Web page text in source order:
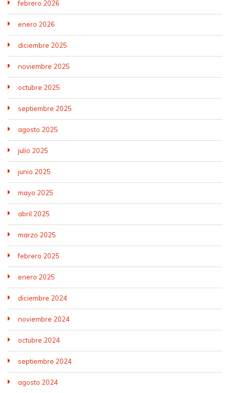
febrero 2026
enero 2026
diciembre 2025
noviembre 2025
octubre 2025
septiembre 2025
agosto 2025
julio 2025
junio 2025
mayo 2025
abril 2025
marzo 2025
febrero 2025
enero 2025
diciembre 2024
noviembre 2024
octubre 2024
septiembre 2024
agosto 2024